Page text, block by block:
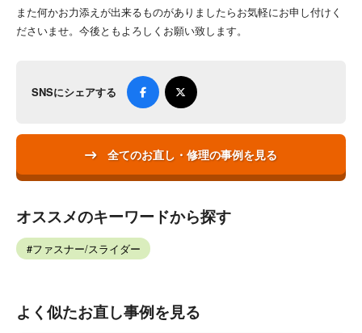
また何かお力添えが出来るものがありましたらお気軽にお申し付けく
ださいませ。今後ともよろしくお願い致します。
SNSにシェアする
全てのお直し・修理の事例を見る
オススメのキーワードから探す
ファスナー/スライダー
よく似たお直し事例を見る